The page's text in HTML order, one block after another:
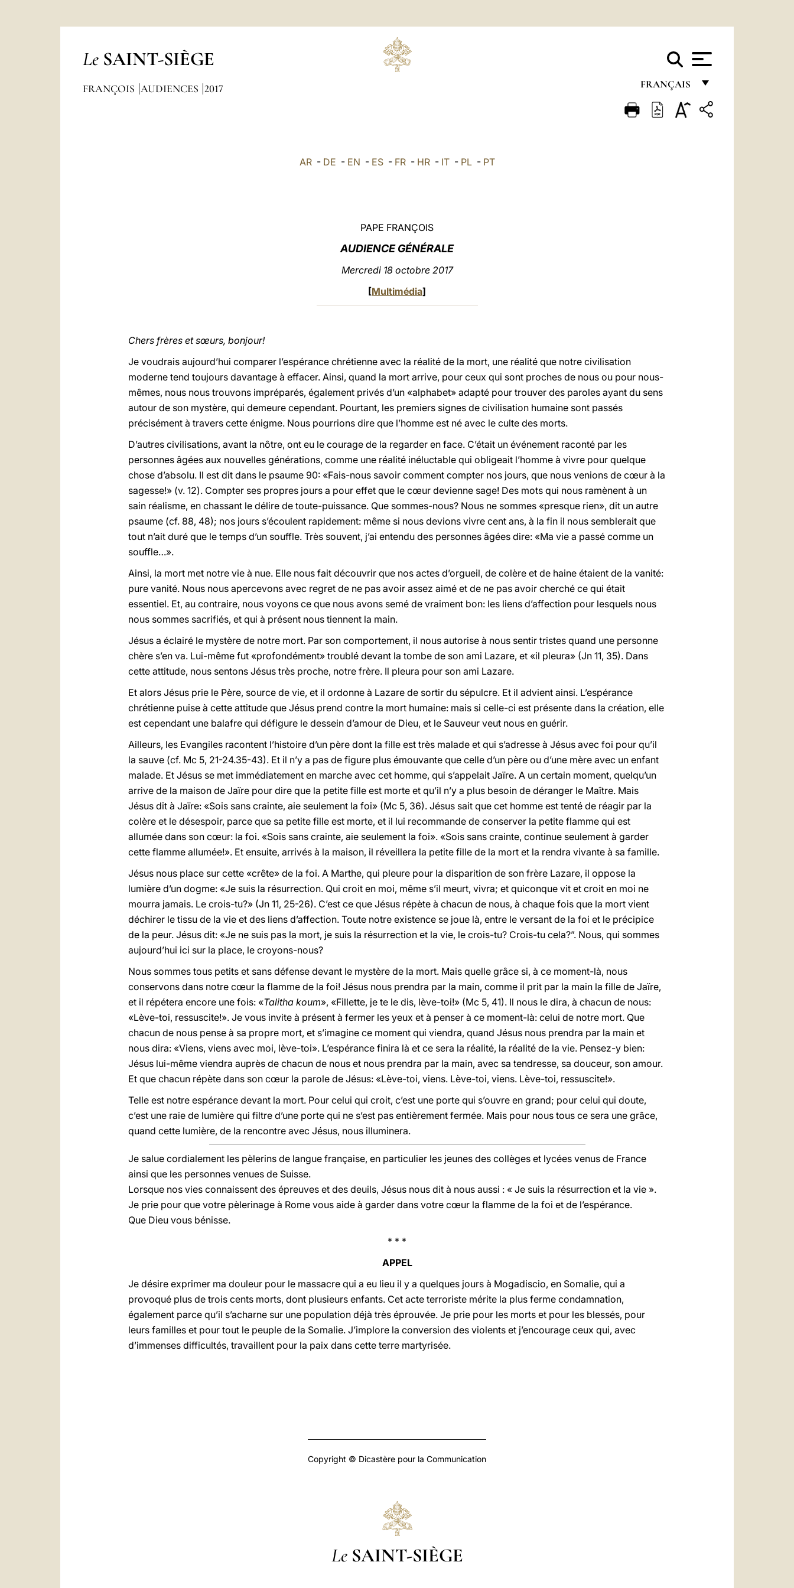
Le SAINT-SIÈGE
FRANÇAIS
FRANÇAIS
FRANÇOIS AUDIENCES 2017
AR- DE - EN - ES- FR- HR- IT- PL- PT
PAPE FRANÇOIS
AUDIENCE GÉNÉRALE
Mercredi 18 octobre 2017
[Multimédia]
Chers frères et sœurs, bonjour!
Je voudrais aujourd’hui comparer l’espérance chrétienne avec la réalité de la mort, une réalité que notre civilisation
moderne tend toujours davantage à effacer. Ainsi, quand la mort arrive, pour ceux qui sont proches de nous ou pour nous-
mêmes, nous nous trouvons impréparés, également privés d’un «alphabet» adapté pour trouver des paroles ayant du sens
autour de son mystère, qui demeure cependant. Pourtant, les premiers signes de civilisation humaine sont passés
précisément à travers cette énigme. Nous pourrions dire que l’homme est né avec le culte des morts.
D’autres civilisations, avant la nôtre, ont eu le courage de la regarder en face. C’était un événement raconté par les
personnes âgées aux nouvelles générations, comme une réalité inéluctable qui obligeait l’homme à vivre pour quelque
chose d’absolu. Il est dit dans le psaume 90: «Fais-nous savoir comment compter nos jours, que nous venions de cœur à la
sagesse!» (v. 12). Compter ses propres jours a pour effet que le cœur devienne sage! Des mots qui nous ramènent à un
sain réalisme, en chassant le délire de toute-puissance. Que sommes-nous? Nous ne sommes «presque rien», dit un autre
psaume (cf. 88, 48); nos jours s’écoulent rapidement: même si nous devions vivre cent ans, à la fin il nous semblerait que
tout n’ait duré que le temps d’un souffle. Très souvent, j’ai entendu des personnes âgées dire: «Ma vie a passé comme un
souffle…».
Ainsi, la mort met notre vie à nue. Elle nous fait découvrir que nos actes d’orgueil, de colère et de haine étaient de la vanité:
pure vanité. Nous nous apercevons avec regret de ne pas avoir assez aimé et de ne pas avoir cherché ce qui était
essentiel. Et, au contraire, nous voyons ce que nous avons semé de vraiment bon: les liens d’affection pour lesquels nous
nous sommes sacrifiés, et qui à présent nous tiennent la main.
Jésus a éclairé le mystère de notre mort. Par son comportement, il nous autorise à nous sentir tristes quand une personne
chère s’en va. Lui-même fut «profondément» troublé devant la tombe de son ami Lazare, et «il pleura» (Jn 11, 35). Dans
cette attitude, nous sentons Jésus très proche, notre frère. Il pleura pour son ami Lazare.
Et alors Jésus prie le Père, source de vie, et il ordonne à Lazare de sortir du sépulcre. Et il advient ainsi. L’espérance
chrétienne puise à cette attitude que Jésus prend contre la mort humaine: mais si celle-ci est présente dans la création, elle
est cependant une balafre qui défigure le dessein d’amour de Dieu, et le Sauveur veut nous en guérir.
Ailleurs, les Evangiles racontent l’histoire d’un père dont la fille est très malade et qui s’adresse à Jésus avec foi pour qu’il
la sauve (cf. Mc 5, 21-24.35-43). Et il n’y a pas de figure plus émouvante que celle d’un père ou d’une mère avec un enfant
malade. Et Jésus se met immédiatement en marche avec cet homme, qui s’appelait Jaïre. A un certain moment, quelqu’un
arrive de la maison de Jaïre pour dire que la petite fille est morte et qu’il n’y a plus besoin de déranger le Maître. Mais
Jésus dit à Jaïre: «Sois sans crainte, aie seulement la foi» (Mc 5, 36). Jésus sait que cet homme est tenté de réagir par la
colère et le désespoir, parce que sa petite fille est morte, et il lui recommande de conserver la petite flamme qui est
allumée dans son cœur: la foi. «Sois sans crainte, aie seulement la foi». «Sois sans crainte, continue seulement à garder
cette flamme allumée!». Et ensuite, arrivés à la maison, il réveillera la petite fille de la mort et la rendra vivante à sa famille.
Jésus nous place sur cette «crête» de la foi. A Marthe, qui pleure pour la disparition de son frère Lazare, il oppose la
lumière d’un dogme: «Je suis la résurrection. Qui croit en moi, même s’il meurt, vivra; et quiconque vit et croit en moi ne
mourra jamais. Le crois-tu?» (Jn 11, 25-26). C’est ce que Jésus répète à chacun de nous, à chaque fois que la mort vient
déchirer le tissu de la vie et des liens d’affection. Toute notre existence se joue là, entre le versant de la foi et le précipice
de la peur. Jésus dit: «Je ne suis pas la mort, je suis la résurrection et la vie, le crois-tu? Crois-tu cela?”. Nous, qui sommes
aujourd’hui ici sur la place, le croyons-nous?
Nous sommes tous petits et sans défense devant le mystère de la mort. Mais quelle grâce si, à ce moment-là, nous
conservons dans notre cœur la flamme de la foi! Jésus nous prendra par la main, comme il prit par la main la fille de Jaïre,
et il répétera encore une fois: «Talitha koum», «Fillette, je te le dis, lève-toi!» (Mc 5, 41). Il nous le dira, à chacun de nous:
«Lève-toi, ressuscite!». Je vous invite à présent à fermer les yeux et à penser à ce moment-là: celui de notre mort. Que
chacun de nous pense à sa propre mort, et s’imagine ce moment qui viendra, quand Jésus nous prendra par la main et
nous dira: «Viens, viens avec moi, lève-toi». L’espérance finira là et ce sera la réalité, la réalité de la vie. Pensez-y bien:
Jésus lui-même viendra auprès de chacun de nous et nous prendra par la main, avec sa tendresse, sa douceur, son amour.
Et que chacun répète dans son cœur la parole de Jésus: «Lève-toi, viens. Lève-toi, viens. Lève-toi, ressuscite!».
Telle est notre espérance devant la mort. Pour celui qui croit, c’est une porte qui s’ouvre en grand; pour celui qui doute,
c’est une raie de lumière qui filtre d’une porte qui ne s’est pas entièrement fermée. Mais pour nous tous ce sera une grâce,
quand cette lumière, de la rencontre avec Jésus, nous illuminera.
Je salue cordialement les pèlerins de langue française, en particulier les jeunes des collèges et lycées venus de France
ainsi que les personnes venues de Suisse.
Lorsque nos vies connaissent des épreuves et des deuils, Jésus nous dit à nous aussi : « Je suis la résurrection et la vie ».
Je prie pour que votre pèlerinage à Rome vous aide à garder dans votre cœur la flamme de la foi et de l’espérance.
Que Dieu vous bénisse.
* * *
APPEL
Je désire exprimer ma douleur pour le massacre qui a eu lieu il y a quelques jours à Mogadiscio, en Somalie, qui a
provoqué plus de trois cents morts, dont plusieurs enfants. Cet acte terroriste mérite la plus ferme condamnation,
également parce qu’il s’acharne sur une population déjà très éprouvée. Je prie pour les morts et pour les blessés, pour
leurs familles et pour tout le peuple de la Somalie. J’implore la conversion des violents et j’encourage ceux qui, avec
d’immenses difficultés, travaillent pour la paix dans cette terre martyrisée.
Copyright © Dicastère pour la Communication
Le SAINT-SIÈGE